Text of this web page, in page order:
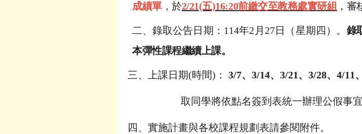
成績單，於2/21(五)16:20前繳交至教務處實研組 ，
二、 錄取公告日期： 114年2 月 27日（星期四）。 錄
本彈性課程繼續上課。
三、上課日期(時間)： 3/7、3/14、3/21、3/28、4/11
取 同學將依點名簽到表統一辦理公假事宜
四、實施計畫與各校課程規劃表請參閱附件。